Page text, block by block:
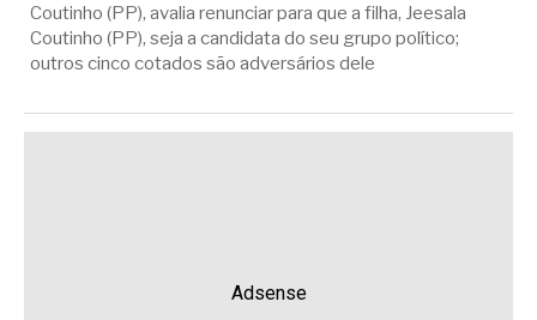
Coutinho (PP), avalia renunciar para que a filha, Jeesala
Coutinho (PP), seja a candidata do seu grupo político;
outros cinco cotados são adversários dele
Adsense